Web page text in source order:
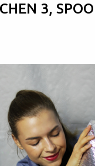
3,